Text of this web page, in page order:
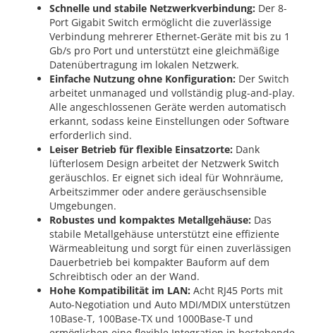
Schnelle und stabile Netzwerkverbindung: Der 8-
Port Gigabit Switch ermöglicht die zuverlässige
Verbindung mehrerer Ethernet-Geräte mit bis zu 1
Gb/s pro Port und unterstützt eine gleichmäßige
Datenübertragung im lokalen Netzwerk.
Einfache Nutzung ohne Konfiguration: Der Switch
arbeitet unmanaged und vollständig plug-and-play.
Alle angeschlossenen Geräte werden automatisch
erkannt, sodass keine Einstellungen oder Software
erforderlich sind.
Leiser Betrieb für flexible Einsatzorte: Dank
lüfterlosem Design arbeitet der Netzwerk Switch
geräuschlos. Er eignet sich ideal für Wohnräume,
Arbeitszimmer oder andere geräuschsensible
Umgebungen.
Robustes und kompaktes Metallgehäuse: Das
stabile Metallgehäuse unterstützt eine effiziente
Wärmeableitung und sorgt für einen zuverlässigen
Dauerbetrieb bei kompakter Bauform auf dem
Schreibtisch oder an der Wand.
Hohe Kompatibilität im LAN: Acht RJ45 Ports mit
Auto-Negotiation und Auto MDI/MDIX unterstützen
10Base-T, 100Base-TX und 1000Base-T und